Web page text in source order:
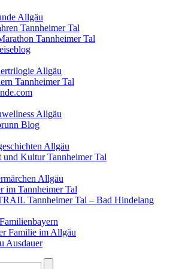
Allgäu
Tannheimer Tal
Tannheimer Tal
Allgäu
Tannheimer Tal
Allgäu
Blog
Allgäu
und Kultur Tannheimer Tal
Allgäu
im Tannheimer Tal
Tannheimer Tal – Bad Hindelang
Familie im Allgäu
Ausdauer